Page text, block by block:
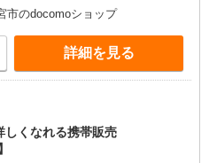
祝い金10万円支給(規定有) お友達
ンセンティブ支給(規定有) ★月2
可能（規程有）★ ゜・。○。・゜
+゜
市のdocomoショップ
詳細を見る
しくなれる携帯販売